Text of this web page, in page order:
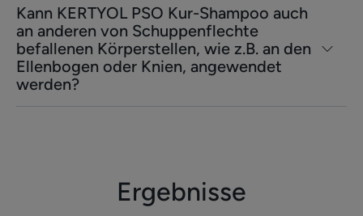
Kann KERTYOL PSO Kur-Shampoo auch
an anderen von Schuppenflechte
befallenen Körperstellen, wie z.B. an den
Ellenbogen oder Knien, angewendet
werden?
Ergebnisse